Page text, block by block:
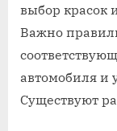
выбор красок
Важно
автомобиля и
Существуют